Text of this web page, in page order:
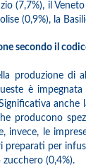
(7,7%), il
(0,9%), la
secondo il
produzione di
è
producono
invece, le
preparati per
(0,4%).